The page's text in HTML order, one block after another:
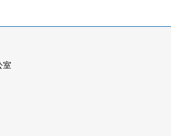
室